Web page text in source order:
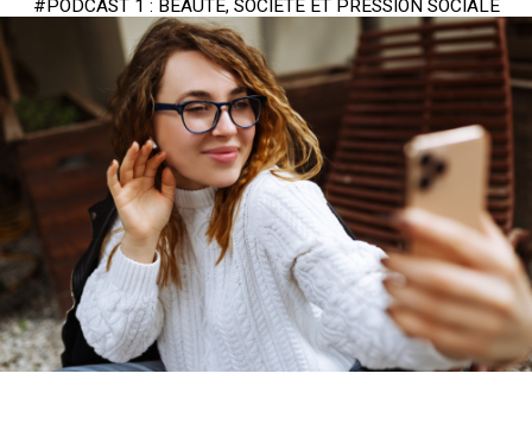
#PODCAST 1 : BEAUTÉ, SOCIÉTÉ ET PRESSION SOCIALE